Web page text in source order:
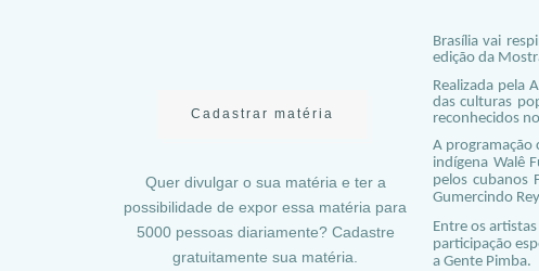
Brasília vai
edição da
Realizada pela
das culturas
reconhecidos
A programação
indígena Walê
pelos cubanos
Gumercindo
Entre os
participação
a Gente Pimba.
Cadastrar matéria
Quer divulgar o sua matéria e ter a
possibilidade de expor essa matéria para
5000 pessoas diariamente? Cadastre
gratuitamente sua matéria.